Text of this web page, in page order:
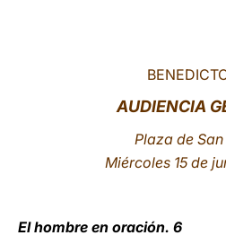
AUDIENCIA
Plaza de
Miércoles 15 de
El hombre en oración. 6